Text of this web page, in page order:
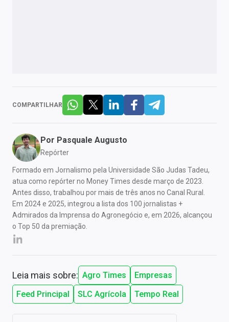
COMPARTILHAR
Por Pasquale Augusto
Repórter
Formado em Jornalismo pela Universidade São Judas Tadeu,
atua como repórter no Money Times desde março de 2023.
Antes disso, trabalhou por mais de três anos no Canal Rural.
Em 2024 e 2025, integrou a lista dos 100 jornalistas +
Admirados da Imprensa do Agronegócio e, em 2026, alcançou
o Top 50 da premiação.
Leia mais sobre: Agro Times
Empresas
Feed Principal
SLC Agrícola Tempo Real